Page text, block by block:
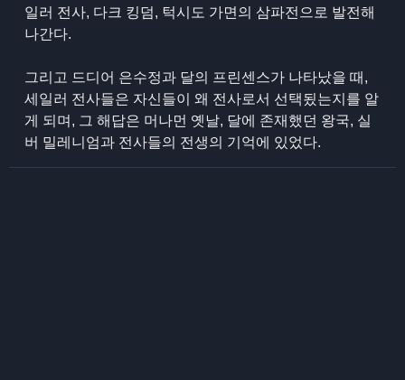
일러 전사, 다크 킹덤, 턱시도 가면의 삼파전으로 발전해
나간다.
그리고 드디어 은수정과 달의 프린센스가 나타났을 때,
세일러 전사들은 자신들이 왜 전사로서 선택됬는지를 알
게 되며, 그 해답은 머나먼 옛날, 달에 존재했던 왕국, 실
버 밀레니엄과 전사들의 전생의 기억에 있었다.